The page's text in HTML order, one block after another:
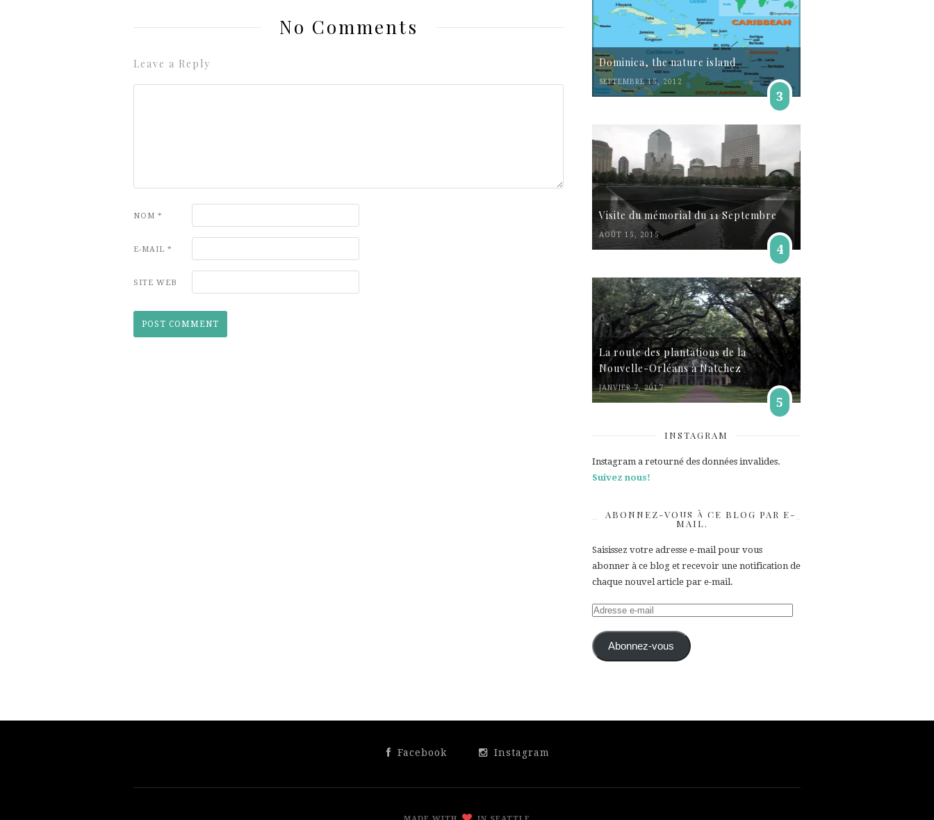
No Comments
Leave a Reply
NOM *
E-MAIL *
SITE WEB
Dominica, the nature island
SEPTEMBRE 15, 2012
3
Visite du mémorial du 11 Septembre
AOÛT 15, 2015
4
La route des plantations de la
Nouvelle-Orléans à Natchez
JANVIER 7, 2017
5
INSTAGRAM
Instagram a retourné des données invalides.
Suivez nous!
ABONNEZ-VOUS À CE BLOG PAR E-
MAIL.
Saisissez votre adresse e-mail pour vous
abonner à ce blog et recevoir une notification de
chaque nouvel article par e-mail.
Adresse
mail Abonnez-vous
Facebook Instagram